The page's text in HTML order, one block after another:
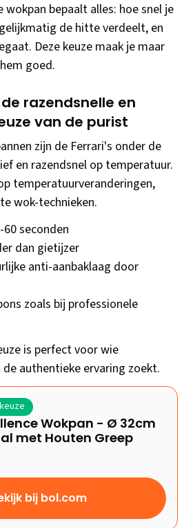
wokpan bepaalt alles: hoe snel je
de hitte verdeelt, en
Deze keuze maak je maar
goed.
razendsnelle en
van de purist
zijn de Ferrari's onder de
en razendsnel op temperatuur.
temperatuurveranderingen,
wok-technieken.
seconden
dan gietijzer
anti-aanbaklaag door
zoals bij professionele
is perfect voor wie
authentieke ervaring zoekt.
Wokpan - Ø 32cm
met Houten Greep
bij bol.com